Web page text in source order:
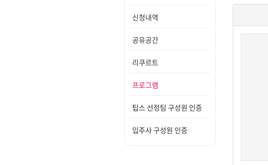
신청내역
공유공간
리쿠르트
프로그램
팁스 선정팀 구성원 인증
입주사 구성원 인증